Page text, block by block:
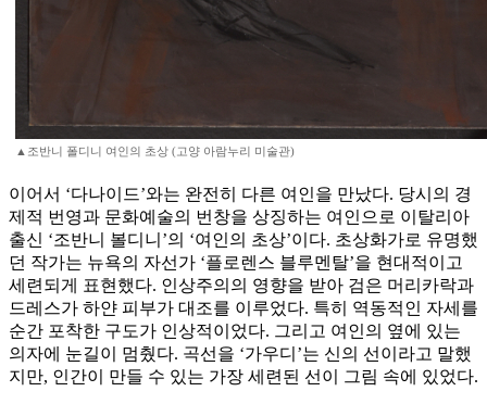
▲조반니 폴디니 여인의 초상 (고양 아람누리 미술관)
이어서 ‘다나이드’와는 완전히 다른 여인을 만났다. 당시의 경
제적 번영과 문화예술의 번창을 상징하는 여인으로 이탈리아
출신 ‘조반니 볼디니’의 ‘여인의 초상’이다. 초상화가로 유명했
던 작가는 뉴욕의 자선가 ‘플로렌스 블루멘탈’을 현대적이고
세련되게 표현했다. 인상주의의 영향을 받아 검은 머리카락과
드레스가 하얀 피부가 대조를 이루었다. 특히 역동적인 자세를
순간 포착한 구도가 인상적이었다. 그리고 여인의 옆에 있는
의자에 눈길이 멈췄다. 곡선을 ‘가우디’는 신의 선이라고 말했
지만, 인간이 만들 수 있는 가장 세련된 선이 그림 속에 있었다.